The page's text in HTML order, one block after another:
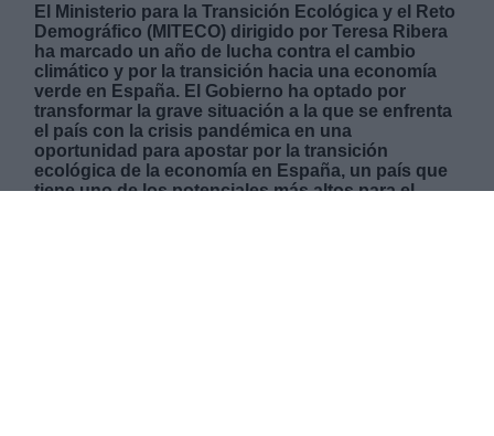
El Ministerio para la Transición Ecológica y el Reto
Demográfico (MITECO) dirigido por Teresa Ribera
ha marcado un año de lucha contra el cambio
climático y por la transición hacia una economía
verde en España. El Gobierno ha optado por
transformar la grave situación a la que se enfrenta
el país con la crisis pandémica en una
oportunidad para apostar por la transición
ecológica de la economía en España, un país que
tiene uno de los potenciales más altos para el